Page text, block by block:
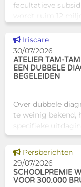
facultatieve
wordt ruim 12
Brusselse actoren
zijn op het vlak
Dit nieuws tonen
Iriscare
30/07/2026
ATELIER TAM-
EEN DUBBELE
BEGELEIDEN
Over dubbele
te weinig bekend,
specifieke
zich meebrengen
professionals als
Brussel biedt
een concrete
Dit nieuws tonen
Persberichten
29/07/2026
SCHOOLPREMIE
VOOR 300.000